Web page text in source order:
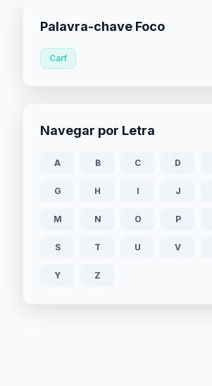
Palavra-chave Foco
Carf
Navegar por Letra
A B C D
G H I J
M N O P
S T U V
Y Z